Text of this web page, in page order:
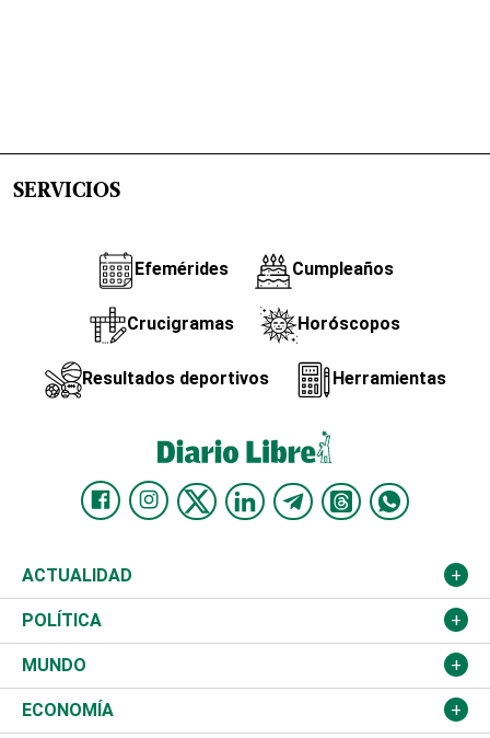
SERVICIOS
Efemérides Cumpleaños
Crucigramas Horóscopos
Resultados deportivos Herramientas
ACTUALIDAD
Nacional
Ciudad
Educación
POLÍTICA
Partidos
JCE
MUNDO
Estados Unidos
ECONOMÍA